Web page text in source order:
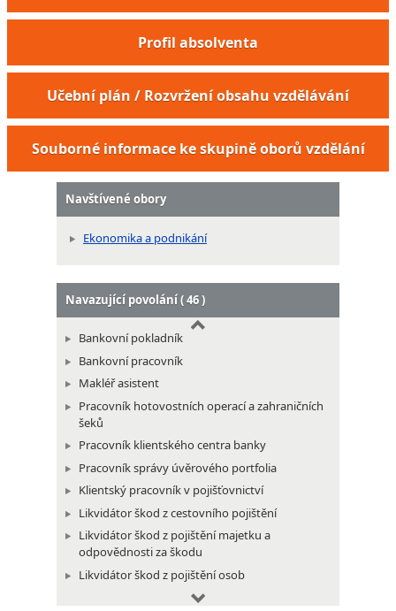
Profil absolventa
Učební plán / Rozvržení obsahu vzdělávání
Souborné informace ke skupině oborů vzdělání
Navštívené obory
Ekonomika a podnikání
Navazující povolání ( 46 )
Školitel operátorů zákaznické linky
Celník - referent daňového řízení
Celník v oblasti daňové
Bankovní pokladník
Bankovní pracovník
Makléř asistent
Pracovník hotovostních operací a zahraničních
šeků
Pracovník klientského centra banky
Pracovník správy úvěrového portfolia
Klientský pracovník v pojišťovnictví
Likvidátor škod z cestovního pojištění
Likvidátor škod z pojištění majetku a
odpovědnosti za škodu
Likvidátor škod z pojištění osob
Likvidátor škod z pojištění vozidel